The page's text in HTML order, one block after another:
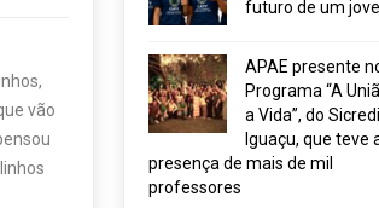
vão
futuro de um
APAE presente
Programa “A
a Vida”, do Sicredi
Iguaçu, que teve
presença de mais de mil
professores